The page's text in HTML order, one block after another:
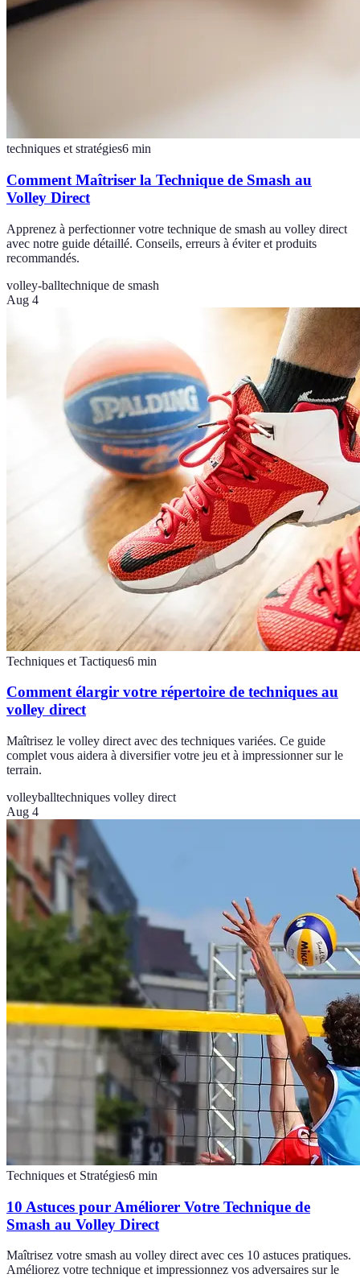
techniques et stratégies6 min
Comment Maîtriser la Technique de Smash au
Volley Direct
Apprenez à perfectionner votre technique de smash au volley direct
avec notre guide détaillé. Conseils, erreurs à éviter et produits
recommandés.
volley-balltechnique de smash
Aug 4
Techniques et Tactiques6 min
Comment élargir votre répertoire de techniques au
volley direct
Maîtrisez le volley direct avec des techniques variées. Ce guide
complet vous aidera à diversifier votre jeu et à impressionner sur le
terrain.
volleyballtechniques volley direct
Aug 4
Techniques et Stratégies6 min
10 Astuces pour Améliorer Votre Technique de
Smash au Volley Direct
Maîtrisez votre smash au volley direct avec ces 10 astuces pratiques.
Améliorez votre technique et impressionnez vos adversaires sur le